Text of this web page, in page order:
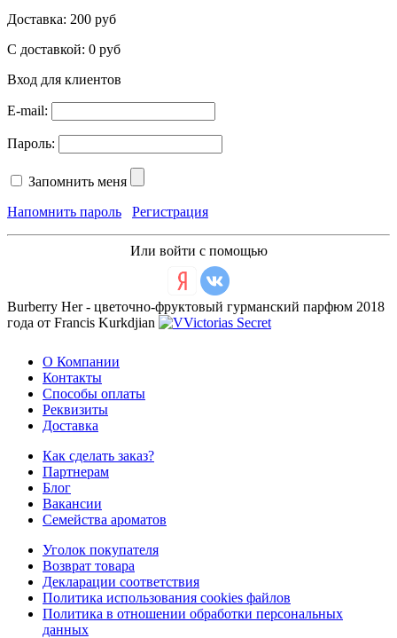
Доставка: 200 руб
С доставкой: 0 руб
Вход для клиентов
E-mail:
Пароль:
Запомнить меня
Напомнить пароль
Регистрация
Или войти с помощью
Burberry Her - цветочно-фруктовый гурманский парфюм 2018
года от Francis Kurkdjian
О Компании
Контакты
Способы оплаты
Реквизиты
Доставка
Как сделать заказ?
Партнерам
Блог
Вакансии
Семейства ароматов
Уголок покупателя
Возврат товара
Декларации соответствия
Политика использования cookies файлов
Политика в отношении обработки персональных
данных